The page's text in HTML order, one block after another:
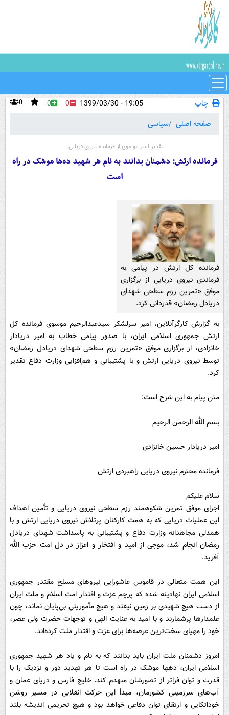
چاپ 0 0 0
19:05 - 1399/03/30
صفحه اصلی
سیاسی
نقدیر امیر موسوی از فرمانده نیروی دریایی؛
فرمانده ارتش: دشمنان بدانند به نام هر شهید ده‌ها موشک در راه
است
فرمانده کل ارتش در پیامی به
فرماندی نیروی دریایی از برگزاری
موفق «تمرین رزم سطحی شهدای
دریادل رمضان» قدردانی کرد.
به گزارش کارگرآنلاین، امیر سرلشکر سیدعبدالرحیم موسوی فرمانده کل
ارتش جمهوری اسلامی ایران، با صدور پیامی خطاب به امیر دریادار
خانزادی، از برگزاری موفق «تمرین رزم سطحی شهدای دریادل رمضان»
توسط نیروی دریایی ارتش و با پشتیبانی و هم‌افزایی وزارت دفاع تقدیر
کرد.
متن پیام به این شرح است:
بسم الله الرحمن الرحیم
امیر دریادار حسین خانزادی
فرمانده محترم نیروی دریایی راهبردی ارتش
سلام علیکم
اجرای موفق تمرین شکوهمند رزم سطحی نیروی دریایی و تأمین اهداف
این عملیات دریایی که به همت کارکنان پرتلاش نیروی دریایی ارتش و با
همدلی مجاهدانه وزارت دفاع و پشتیبانی به پاسداشت شهدای دریادل
رمضان انجام شد، موجی از امید و افتخار و اعزاز در دل امت حزب الله
آفرید.
این همت متعالی در قاموس عاشورایی نیروهای مسلح مقتدر جمهوری
اسلامی ایران نهادینه شده که پرچم عزت و اقتدار امت اسلام و ملت ایران
از دست هیچ شهیدی بر زمین نیفتد و هیچ مأموریتی بی‌پایان نماند، چون
علمدارها پرشمارند و با امید به عنایت الهی و توجهات حضرت ولی عصر،
خود را مهیای سخت‌ترین عرصه‌ها برای عزت و اقتدار ملت کرده‌اند.
امروز دشمنان ملت ایران باید بدانند که به نام و یاد هر شهید جمهوری
اسلامی ایران، دهها موشک در راه است تا هر تهدید دور و نزدیک را با
قدرت و توان فراتر از تصورشان منهدم کند. خلیج فارس و دریای عمان و
آب‌های سرزمینی کشورمان، مبدأ این حرکت انقلابی در مسیر روشن
خوداتکایی و ارتقای توان دفاعی خواهد بود و هیچ تحریمی اندیشه بلند